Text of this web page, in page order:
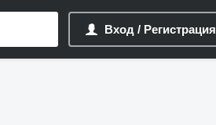
Вход / Регистрация